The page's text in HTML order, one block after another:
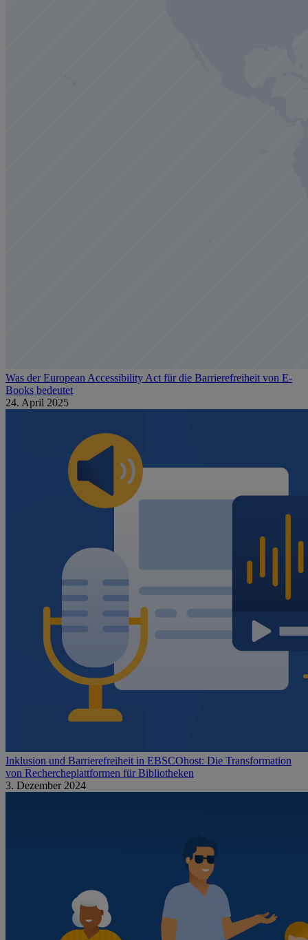
Was der European Accessibility Act für die Barrierefreiheit von E-
Books bedeutet
24. April 2025
Inklusion und Barrierefreiheit in EBSCOhost: Die Transformation
von Rechercheplattformen für Bibliotheken
3. Dezember 2024